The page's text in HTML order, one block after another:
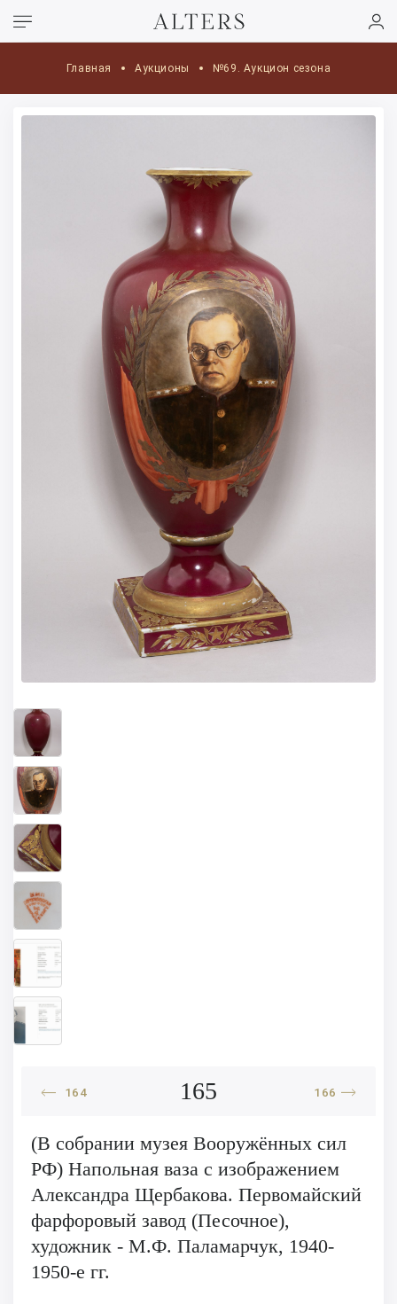
Главная Аукционы №69. Аукцион сезона
164 165 166
(В собрании музея Вооружённых сил
РФ) Напольная ваза с изображением
Александра Щербакова. Первомайский
фарфоровый завод (Песочное),
художник - М.Ф. Паламарчук, 1940-
1950-е гг.